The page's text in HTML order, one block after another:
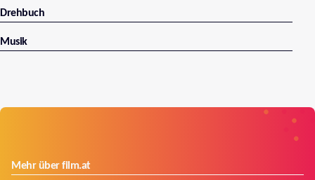
aus dem einzigen Überlebenden ausbricht. Diese
vermehrt sich, indem Sie einem Menschen ein Ei
Drehbuch
Musik
Mehr über film.at